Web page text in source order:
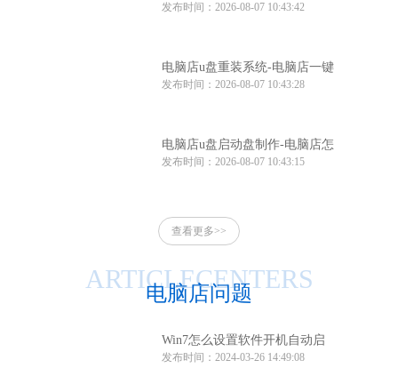
电脑店u盘启动盘制作工具
发布时间：2026-08-07 10:43:42
电脑店u盘重装系统-电脑店一键
u盘重装系统
发布时间：2026-08-07 10:43:28
电脑店u盘启动盘制作-电脑店怎
么制作u盘启动盘
发布时间：2026-08-07 10:43:15
查看更多>>
电脑店问题
ARTICLECENTERS
Win7怎么设置软件开机自动启
动？Win7软件开机自动启动设
发布时间：2024-03-26 14:49:08